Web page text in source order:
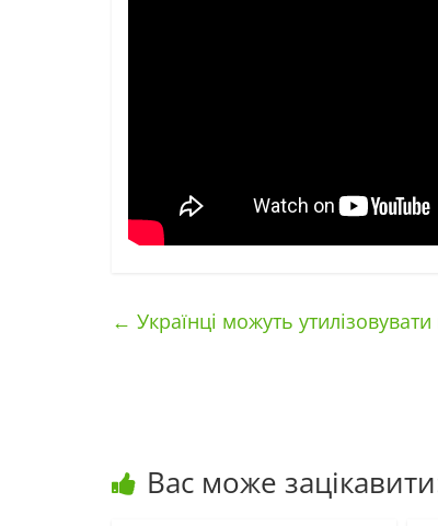
← Українці можуть
Вас може